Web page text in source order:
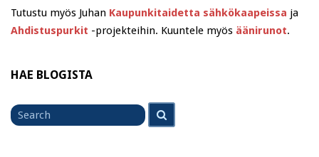
Tutustu myös Juhan Kaupunkitaidetta sähkökaapeissa ja
Ahdistuspurkit -projekteihin. Kuuntele myös äänirunot.
HAE BLOGISTA
Search
for